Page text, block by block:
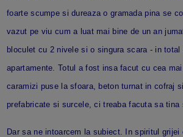
foarte scumpe si dureaza o gramada pina se
vazut pe viu cum a luat mai bine de un an
bloculet cu 2 nivele si o singura scara - in total
apartamente. Totul a fost insa facut cu cea
caramizi puse la sfoara, beton turnat in cofraj
prefabricate si surcele, ci treaba facuta sa tina
Dar sa ne intoarcem la subiect. In spiritul grijei